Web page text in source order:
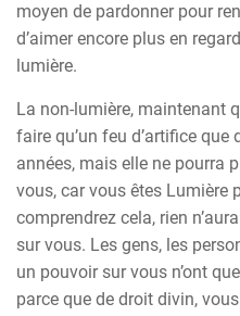
moyen de pardonner pour
d’aimer encore plus en
lumière.
La non-lumière, maintenant
faire qu’un feu d’artifice
années, mais elle ne pourra
vous, car vous êtes Lumière
comprendrez cela, rien
sur vous. Les gens, les
un pouvoir sur vous n’ont
parce que de droit divin,